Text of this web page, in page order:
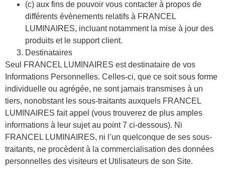
(c) aux fins de pouvoir vous contacter à propos de
différents évènements relatifs à FRANCEL
LUMINAIRES, incluant notamment la mise à jour des
produits et le support client.
Destinataires
Seul FRANCEL LUMINAIRES est destinataire de vos
Informations Personnelles. Celles-ci, que ce soit sous forme
individuelle ou agrégée, ne sont jamais transmises à un
tiers, nonobstant les sous-traitants auxquels FRANCEL
LUMINAIRES fait appel (vous trouverez de plus amples
informations à leur sujet au point 7 ci-dessous). Ni
FRANCEL LUMINAIRES, ni l’un quelconque de ses sous-
traitants, ne procèdent à la commercialisation des données
personnelles des visiteurs et Utilisateurs de son Site.